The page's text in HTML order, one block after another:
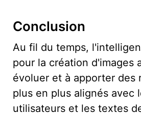
Conclusion
Au fil du temps,
pour la création d'images
évoluer et à apporter des
plus en plus alignés avec
utilisateurs et les textes